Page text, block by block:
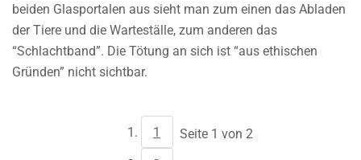
beiden Glasportalen aus sieht man zum einen das Abladen
der Tiere und die Warteställe, zum anderen das
“Schlachtband”. Die Tötung an sich ist “aus ethischen
Gründen” nicht sichtbar.
1 Seite 1 von 2